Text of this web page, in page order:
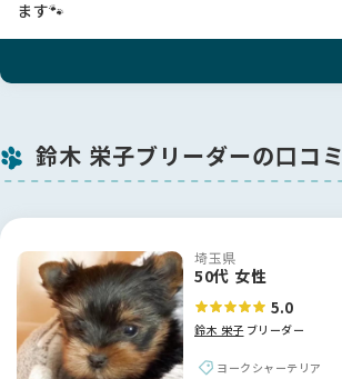
ます🐾
鈴木 栄子ブリーダーの口コミ
埼玉県
50代 女性
5.0
鈴木 栄子 ブリーダー
ヨークシャーテリア